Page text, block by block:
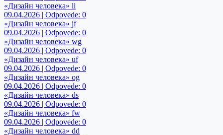
«Дизайн человека» li
09.04.2026 | Odpovede: 0
«Дизайн человека» jf
09.04.2026 | Odpovede: 0
«Дизайн человека» wg
09.04.2026 | Odpovede: 0
«Дизайн человека» uf
09.04.2026 | Odpovede: 0
«Дизайн человека» og
09.04.2026 | Odpovede: 0
«Дизайн человека» ds
09.04.2026 | Odpovede: 0
«Дизайн человека» fw
09.04.2026 | Odpovede: 0
«Дизайн человека» dd